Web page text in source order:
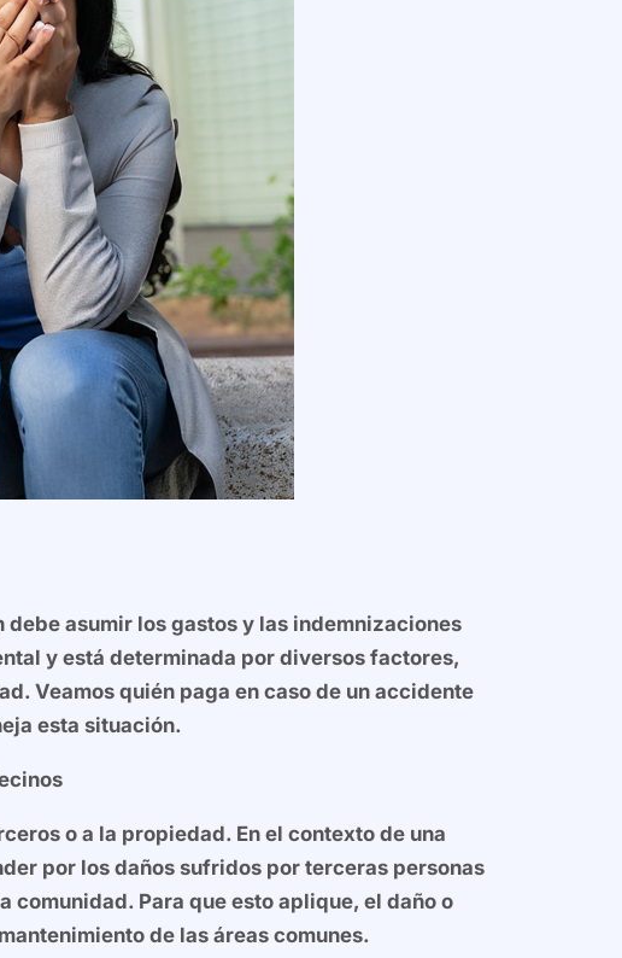
asumir los gastos y las indemnizaciones
y está determinada por diversos factores,
Veamos quién paga en caso de un accidente
esta situación.
o a la propiedad. En el contexto de una
por los daños sufridos por terceras personas
comunidad. Para que esto aplique, el daño o
de las áreas comunes.